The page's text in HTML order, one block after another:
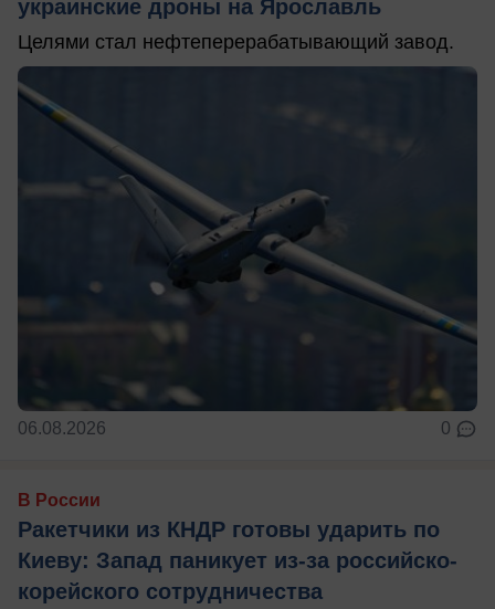
украинские дроны на Ярославль
Целями стал нефтеперерабатывающий завод.
06.08.2026 0
В России
Ракетчики из КНДР готовы ударить по
Киеву: Запад паникует из-за российско-
корейского сотрудничества